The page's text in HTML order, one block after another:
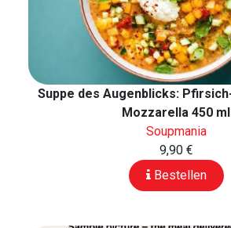
Suppe des Augenblicks:
Mozzarella 450 ml
Soupmania
9,90 €
Bestellen